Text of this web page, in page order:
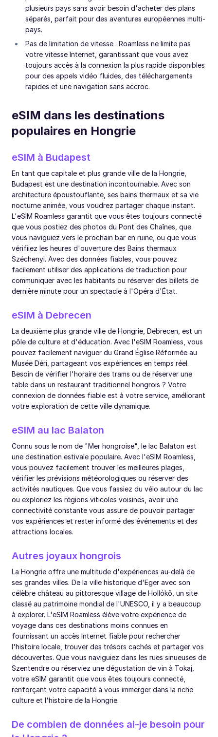
plusieurs pays sans avoir besoin d'acheter des plans
séparés, parfait pour des aventures européennes multi-
pays.
Pas de limitation de vitesse : Roamless ne limite pas
votre vitesse Internet, garantissant que vous avez
toujours accès à la connexion la plus rapide disponibles
pour des appels vidéo fluides, des téléchargements
rapides et une navigation sans accroc.
eSIM dans les destinations
populaires en Hongrie
eSIM à Budapest
En tant que capitale et plus grande ville de la Hongrie,
Budapest est une destination incontournable. Avec son
architecture époustouflante, ses bains thermaux et sa vie
nocturne animée, vous voudrez partager chaque instant.
L'eSIM Roamless garantit que vous êtes toujours connecté
que vous postiez des photos du Pont des Chaînes, que
vous naviguiez vers le prochain bar en ruine, ou que vous
vérifiiez les heures d'ouverture des Bains thermaux
Széchenyi. Avec des données fiables, vous pouvez
facilement utiliser des applications de traduction pour
communiquer avec les habitants ou réserver des billets de
dernière minute pour un spectacle à l'Opéra d'État.
eSIM à Debrecen
La deuxième plus grande ville de Hongrie, Debrecen, est un
pôle de culture et d'éducation. Avec l'eSIM Roamless, vous
pouvez facilement naviguer du Grand Église Réformée au
Musée Déri, partageant vos expériences en temps réel.
Besoin de vérifier l'horaire des trams ou de réserver une
table dans un restaurant traditionnel hongrois ? Votre
connexion de données fiable est à votre service, améliorant
votre exploration de cette ville dynamique.
eSIM au lac Balaton
Connu sous le nom de "Mer hongroise", le lac Balaton est
une destination estivale populaire. Avec l'eSIM Roamless,
vous pouvez facilement trouver les meilleures plages,
vérifier les prévisions météorologiques ou réserver des
activités nautiques. Que vous fassiez du vélo autour du lac
ou exploriez les régions viticoles voisines, avoir une
connectivité constante vous assure de pouvoir partager
vos expériences et rester informé des événements et des
attractions locales.
Autres joyaux hongrois
La Hongrie offre une multitude d'expériences au-delà de
ses grandes villes. De la ville historique d'Eger avec son
célèbre château au pittoresque village de Hollókő, un site
classé au patrimoine mondial de l'UNESCO, il y a beaucoup
à explorer. L'eSIM Roamless élève votre expérience de
voyage dans ces destinations moins connues en
fournissant un accès Internet fiable pour rechercher
l'histoire locale, trouver des trésors cachés et partager vos
découvertes. Que vous naviguiez dans les rues sinueuses de
Szentendre ou réserviez une dégustation de vin à Tokaj,
votre eSIM garantit que vous êtes toujours connecté,
renforçant votre capacité à vous immerger dans la riche
culture et l'histoire de la Hongrie.
De combien de données ai-je besoin pour